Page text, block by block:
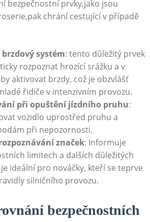
bezpečnostní prvky,jako jsou
chrání cestující v případě
systém: tento důležitý prvek
rozpoznat hrozící srážku a v
aktivovat brzdy, což je obzvlášť
řidiče v intenzivním provozu.
při opuštění jízdního pruhu:
vozidlo uprostřed pruhu a
při nepozornosti.
značek: Informuje
limitech a dalších důležitých
ideální pro nováčky, kteří se teprve
silničního provozu.
bezpečnostních